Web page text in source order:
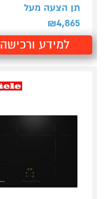
תן הצעה מעל
₪4,865
למידע ורכישה